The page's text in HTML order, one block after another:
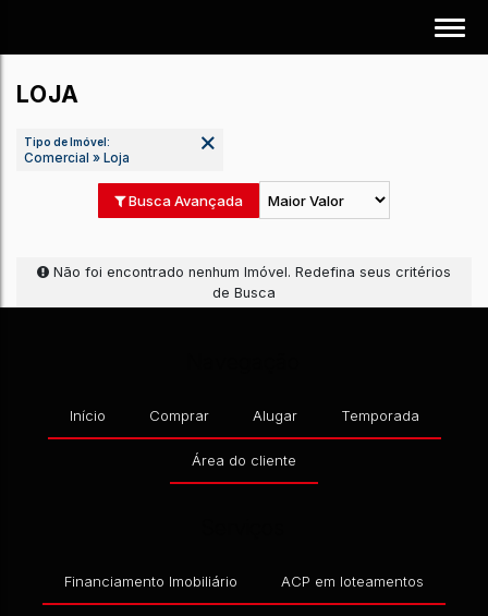
LOJA
Tipo de Imóvel:
Busca Avançada
Início Comprar Alugar Temporada
Área do cliente
Financiamento Imobiliário ACP em loteamentos